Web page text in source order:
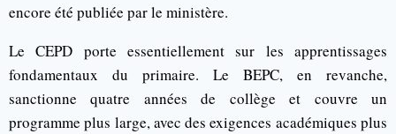
encore été publiée par le ministère.
Le CEPD porte essentiellement sur les apprentissages
fondamentaux du primaire. Le BEPC, en revanche,
sanctionne quatre années de collège et couvre un
programme plus large, avec des exigences académiques plus